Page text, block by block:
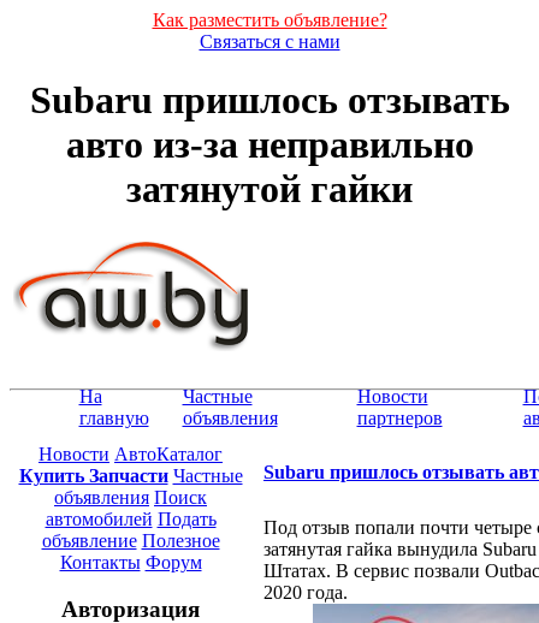
Как разместить объявление?
Связаться с нами
Subaru пришлось отзывать
авто из-за неправильно
затянутой гайки
На
главную
Частные
объявления
Новости
партнеров
Новости АвтоКаталог
Купить Запчасти Частные
объявления Поиск
автомобилей Подать
объявление Полезное
Контакты Форум
Авторизация
Subaru пришлось отзывать
Под отзыв попали почти
затянутая гайка вынудила
Штатах. В сервис позвали
2020 года.